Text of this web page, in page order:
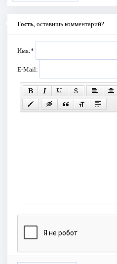
Гость , оставишь комментарий?
Имя:*
E-Mail: